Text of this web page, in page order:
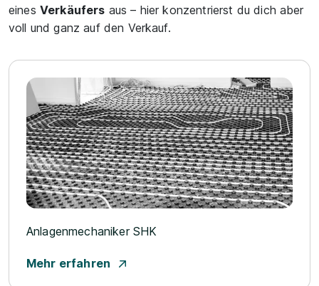
eines Verkäufers aus – hier konzentrierst du dich aber
voll und ganz auf den Verkauf.
Anlagenmechaniker SHK
Mehr erfahren